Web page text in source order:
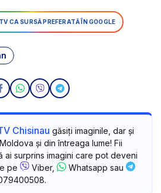
CA SURSĂ PREFERATĂ ÎN GOOGLE
Chisinau găsiți imaginile, dar și
și din întreaga lume! Fii
ai surprins imagini care pot deveni
pe
Viber,
Whatsapp sau